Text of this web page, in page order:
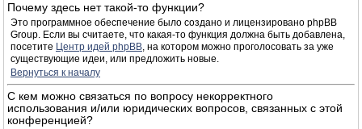
Почему здесь нет такой-то функции?
Это программное обеспечение было создано и лицензировано phpBB
Group. Если вы считаете, что какая-то функция должна быть добавлена,
посетите Центр идей phpBB, на котором можно проголосовать за уже
существующие идеи, или предложить новые.
Вернуться к началу
С кем можно связаться по вопросу некорректного
использования и/или юридических вопросов, связанных с этой
конференцией?